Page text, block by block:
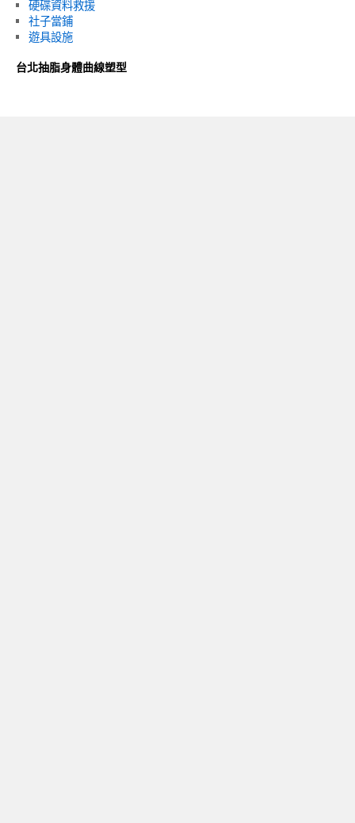
硬碟資料救援
社子當鋪
遊具設施
台北抽脂身體曲線塑型